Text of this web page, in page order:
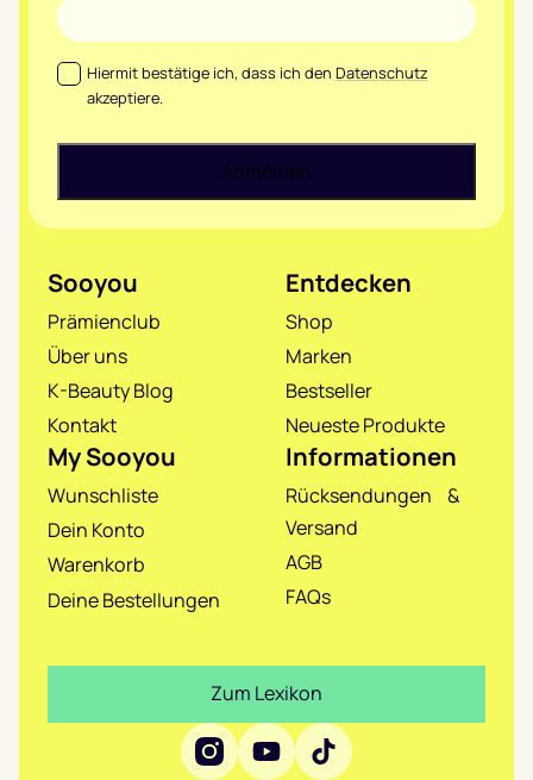
Datenschutz*
Hiermit bestätige ich, dass ich den Datenschutz
akzeptiere.
Sooyou
Prämienclub
Über uns
K-Beauty Blog
Kontakt
Entdecken
Shop
Marken
Bestseller
Neueste Produkte
My Sooyou
Wunschliste
Dein Konto
Warenkorb
Deine Bestellungen
Informationen
Rücksendungen &
Versand
AGB
FAQs
Social Media
Zum Lexikon